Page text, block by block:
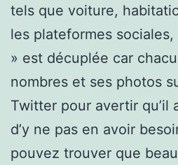
tels que voiture,
les plateformes
» est décuplée car
nombres et ses photos
Twitter pour avertir qu’il
d’y ne pas en avoir
pouvez trouver que